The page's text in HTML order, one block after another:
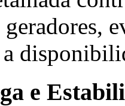
e